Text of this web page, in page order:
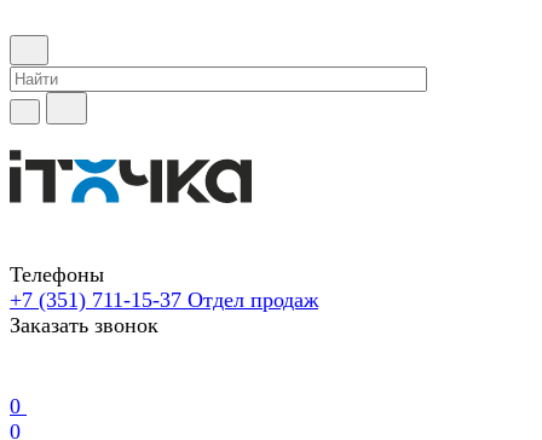
Телефоны
+7 (351) 711-15-37 Отдел продаж
Заказать звонок
0
0